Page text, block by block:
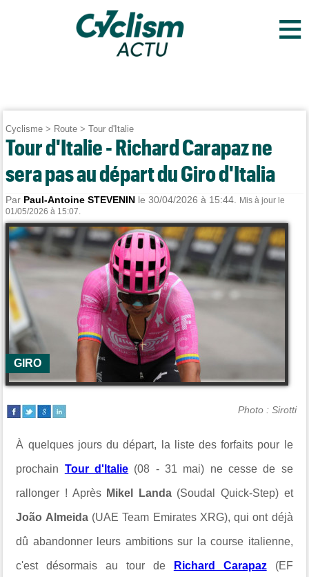
≡
Cyclisme > Route >Tour d'Italie
Tour d'Italie - Richard Carapaz ne
sera pas au départ du Giro d'Italia
Par Paul-Antoine STEVENIN le 30/04/2026 à 15:44.
Mis à jour le
01/05/2026 à 15:07.
GIRO
Photo : Sirotti
À quelques jours du départ, la liste des forfaits pour le
prochain Tour d'Italie (08 - 31 mai) ne cesse de se
rallonger ! Après Mikel Landa (Soudal Quick-Step) et
João Almeida (UAE Team Emirates XRG), qui ont déjà
dû abandonner leurs ambitions sur la course italienne,
c'est désormais au tour de Richard Carapaz (EF